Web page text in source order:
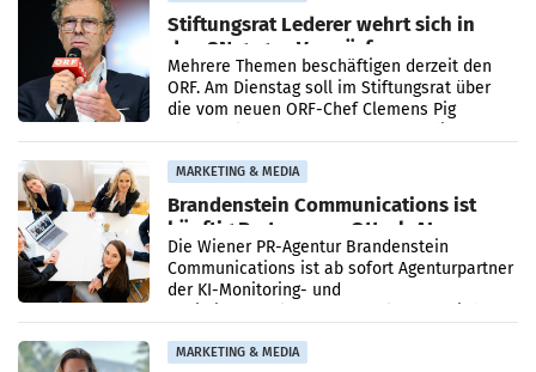
Stiftungsrat Lederer wehrt sich in
den SN gegen Vorwürfe
Mehrere Themen beschäftigen derzeit den
ORF. Am Dienstag soll im Stiftungsrat über
die vom neuen ORF-Chef Clemens Pig
MARKETING & MEDIA
Brandenstein Communications ist
künftig Partner von OtterlyAI
Die Wiener PR-Agentur Brandenstein
Communications ist ab sofort Agenturpartner
der KI-Monitoring- und
MARKETING & MEDIA